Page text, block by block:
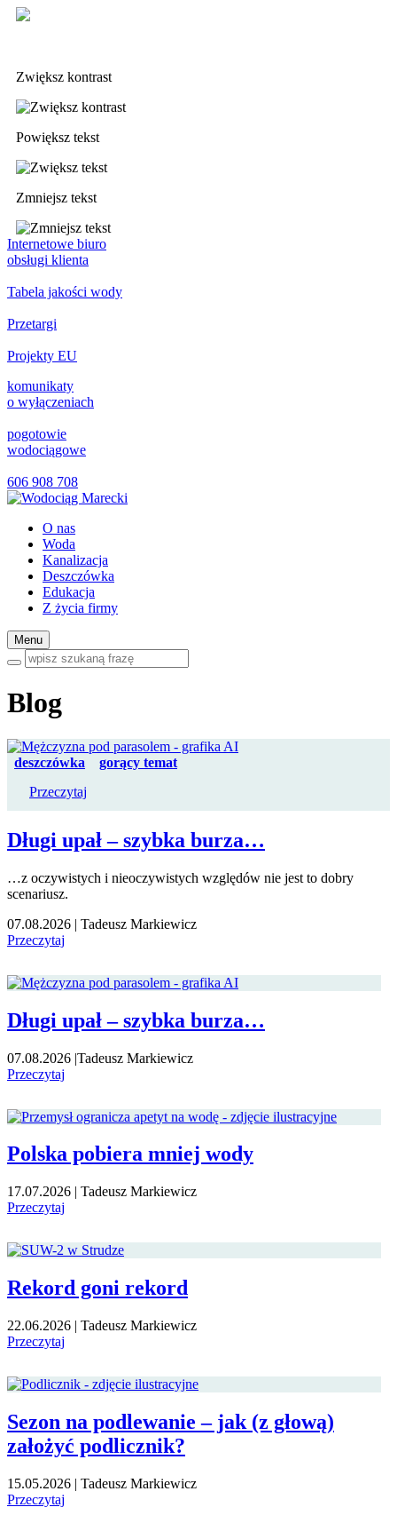
Zwiększ kontrast
Powiększ tekst
Zmniejsz tekst
Internetowe biuro
obsługi klienta
Tabela jakości wody
Przetargi
Projekty EU
komunikaty
o wyłączeniach
pogotowie
wodociągowe
606 908 708
O nas
Woda
Kanalizacja
Deszczówka
Edukacja
Z życia firmy
Menu
Blog
deszczówka
gorący temat
Przeczytaj
Długi upał – szybka burza…
…z oczywistych i nieoczywistych względów nie jest to dobry
scenariusz.
07.08.2026 | Tadeusz Markiewicz
Przeczytaj
Długi upał – szybka burza…
07.08.2026 |Tadeusz Markiewicz
Przeczytaj
Polska pobiera mniej wody
17.07.2026 | Tadeusz Markiewicz
Przeczytaj
Rekord goni rekord
22.06.2026 | Tadeusz Markiewicz
Przeczytaj
Sezon na podlewanie – jak (z głową)
założyć podlicznik?
15.05.2026 | Tadeusz Markiewicz
Przeczytaj